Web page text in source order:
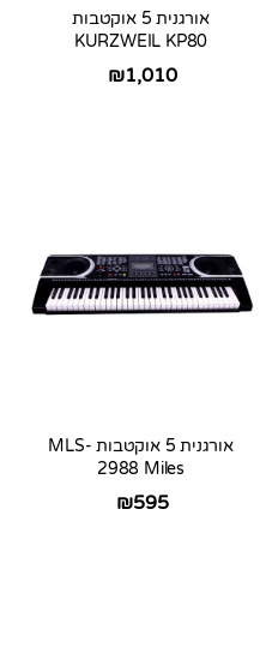
אורגנית 5 אוקטבות
KURZWEIL KP80
₪1,010
אורגנית 5 אוקטבות MLS-
2988 Miles
₪595